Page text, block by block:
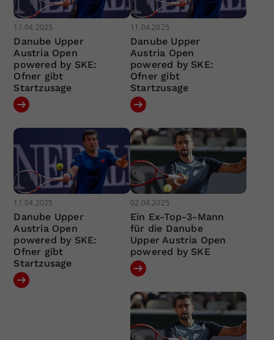
11.04.2025
Danube Upper
Austria Open
powered by SKE:
Ofner gibt
Startzusage
11.04.2025
Danube Upper
Austria Open
powered by SKE:
Ofner gibt
Startzusage
11.04.2025
Danube Upper
Austria Open
powered by SKE:
Ofner gibt
Startzusage
02.04.2025
Ein Ex-Top-3-Mann
für die Danube
Upper Austria Open
powered by SKE